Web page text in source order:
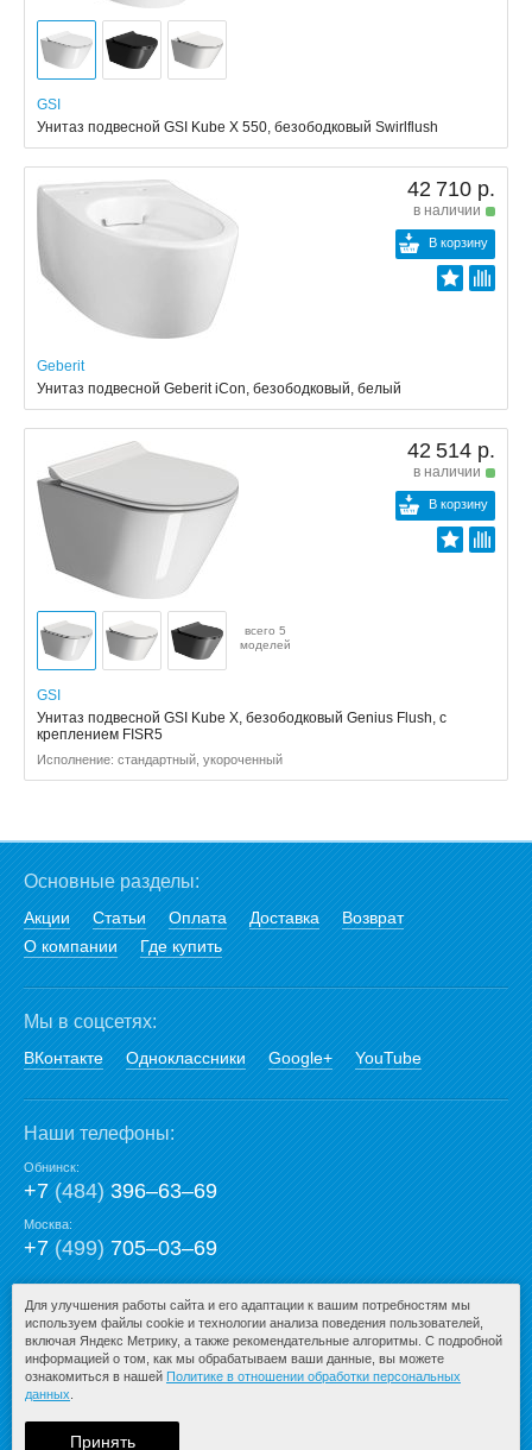
GSI
Унитаз подвесной GSI Kube X 550, безободковый Swirlflush
42 710 р.
в наличии
В корзину
Geberit
Унитаз подвесной Geberit iCon, безободковый, белый
42 514 р.
в наличии
В корзину
всего 5
моделей
GSI
Унитаз подвесной GSI Kube X, безободковый Genius Flush, с
креплением FISR5
Исполнение: стандартный, укороченный
Основные разделы:
Акции Статьи Оплата Доставка
Возврат
О компании
Где купить
Мы в соцсетях:
ВКонтакте Одноклассники Google+ YouTube
Наши телефоны:
Обнинск:
+7(484)396‒63‒69
Москва:
+7(499)705‒03‒69
E-mail:
mail@san-premium.ru
При любом копировании информации
Для улучшения работы сайта и его адаптации к вашим потребностям мы
используем файлы cookie и технологии анализа поведения пользователей,
включая Яндекс Метрику, а также рекомендательные алгоритмы. С подробной
информацией о том, как мы обрабатываем ваши данные, вы можете
ознакомиться в нашей Политике в отношении обработки персональных
данных
Принять